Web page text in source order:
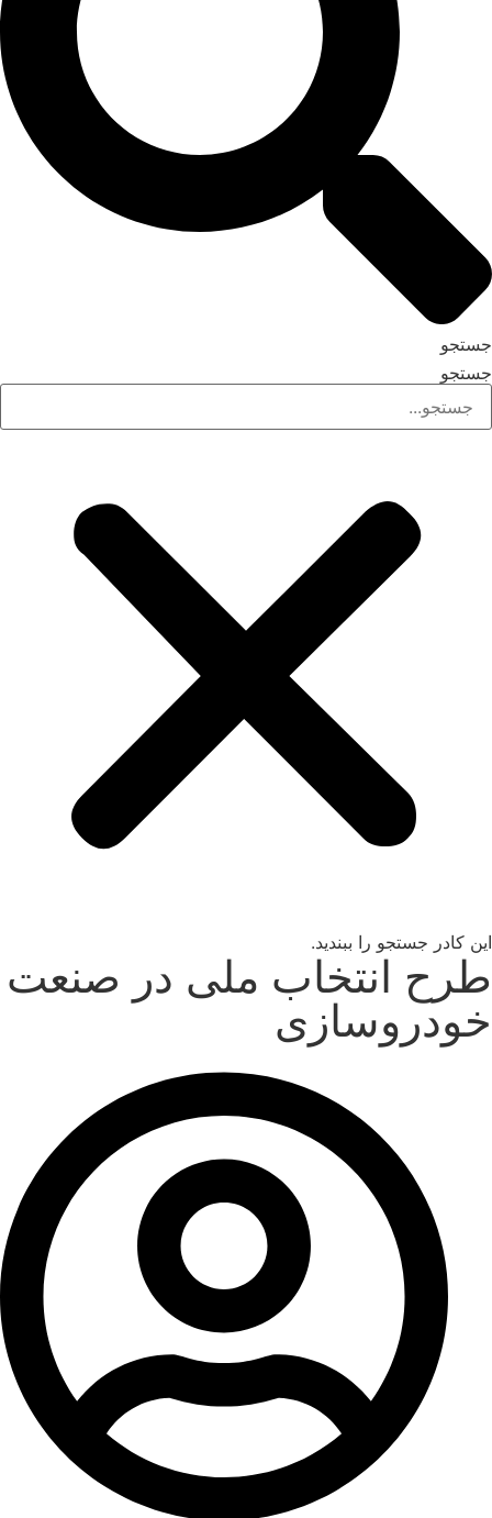
جستجو
جستجو
این کادر جستجو را ببندید.
طرح انتخاب ملی در صنعت
خودروسازی